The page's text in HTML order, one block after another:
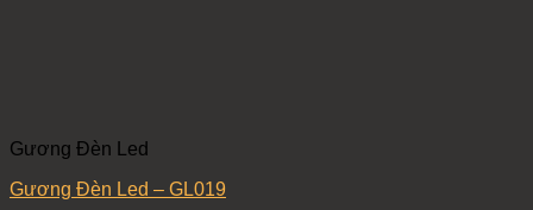
Gương Đèn Led
Gương Đèn Led – GL019